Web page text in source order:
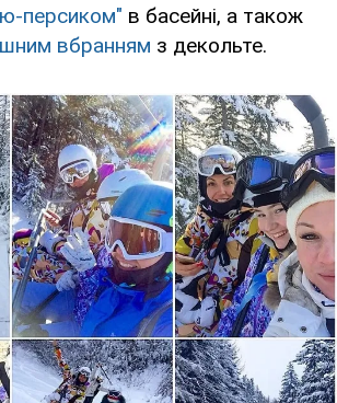
персиком" в басейні, а також
вбранням з декольте.